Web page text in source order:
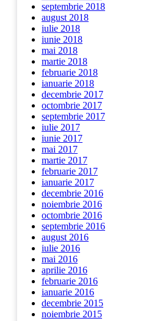
septembrie 2018
august 2018
iulie 2018
iunie 2018
mai 2018
martie 2018
februarie 2018
ianuarie 2018
decembrie 2017
octombrie 2017
septembrie 2017
iulie 2017
iunie 2017
mai 2017
martie 2017
februarie 2017
ianuarie 2017
decembrie 2016
noiembrie 2016
octombrie 2016
septembrie 2016
august 2016
iulie 2016
mai 2016
aprilie 2016
februarie 2016
ianuarie 2016
decembrie 2015
noiembrie 2015